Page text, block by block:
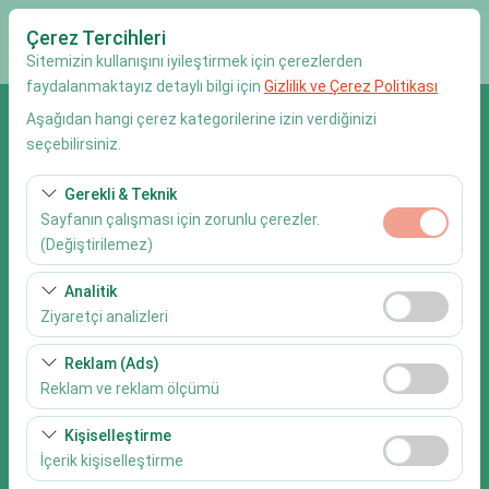
Çerez Tercihleri
Sitemizin kullanışını iyileştirmek için çerezlerden
faydalanmaktayız detaylı bilgi için Gizlilik ve Çerez Politikası
Aşağıdan hangi çerez kategorilerine izin verdiğinizi
seçebilirsiniz.
Gerekli & Teknik
Sayfanın çalışması için zorunlu çerezler.
(Değiştirilemez)
Bu çerezler sitenin doğru şekilde çalışması, güvenlik,
oturum yönetimi ve temel işlevler için gereklidir. Devre
dışı bırakılamaz.
Analitik
Ziyaretçi analizleri
Bu çerezler, sitemizin nasıl kullanıldığını (ziyaretçi sayısı,
en çok ziyaret edilen sayfalar, kullanıcı davranışları)
analiz etmemizi sağlar. Bu veriler, web sitesi
performansını ölçmek ve kullanıcı deneyimini sürekli
iyileştirmek için kullanılır.
Reklam (Ads)
Reklam ve reklam ölçümü
Bu çerezler, size ilgi alanlarınıza uygun kişiselleştirilmiş
reklamlar göstermemize ve reklam kampanyalarımızın
etkinliğini (gösterim sayısı, tıklama oranı) ölçmemize
Kişiselleştirme
İçerik kişiselleştirme
Alış Lokasyonu
Muğla Dalaman Havalimanı
Aracı farklı bir lokasyona bırakacağım.
Alış Tarih & Saat
Bırakış Tarih & Saat